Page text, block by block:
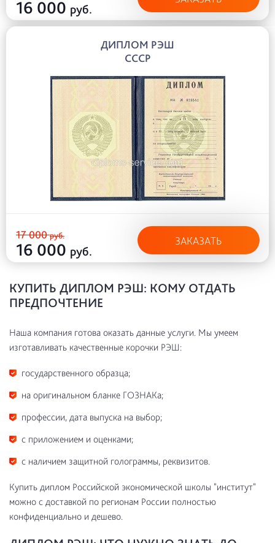
16 000 руб.
ДИПЛОМ РЭШ
СССР
17 000руб.
16 000 руб.
ЗАКАЗАТЬ
КУПИТЬ ДИПЛОМ РЭШ: КОМУ ОТДАТЬ
ПРЕДПОЧТЕНИЕ
Наша компания готова оказать данные услуги. Мы умеем
изготавливать качественные корочки РЭШ:
государственного образца;
на оригинальном бланке ГОЗНАКа;
профессии, дата выпуска на выбор;
с приложением и оценками;
с наличием защитной голограммы, реквизитов.
Купить диплом Российской экономической школы "институт"
можно с доставкой по регионам России полностью
конфиденциально и дешево.